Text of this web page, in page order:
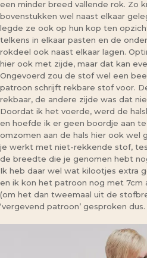
een minder breed vallende rok. Zo
bovenstukken wel naast elkaar
legde ze ook op hun kop ten
telkens in elkaar pasten en de
rokdeel ook naast elkaar lagen.
hier ook met zijde, maar dat kan
Ongevoerd zou de stof wel een
patroon schrijft rekbare stof voor.
rekbaar, de andere zijde was dat
Doordat ik het voerde, werd de
en hoefde ik er geen boordje aan
omzomen aan de hals hier ook wel
je werkt met niet-rekkende stof,
de breedte die je genomen hebt
Ik heb daar wel wat kilootjes extra
en ik kon het patroon nog met 7cm
(om het dan tweemaal uit de
‘vergevend patroon’ gesproken dus.